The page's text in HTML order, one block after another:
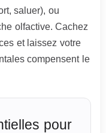
saluer), ou
olfactive. Cachez
et laissez votre
compensent le
pour